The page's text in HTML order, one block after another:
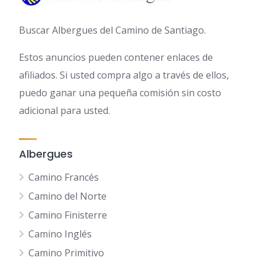
Buscar Albergues del Camino de Santiago.
Estos anuncios pueden contener enlaces de
afiliados. Si usted compra algo a través de ellos,
puedo ganar una pequeña comisión sin costo
adicional para usted.
Albergues
Camino Francés
Camino del Norte
Camino Finisterre
Camino Inglés
Camino Primitivo